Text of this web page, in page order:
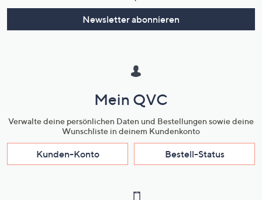
Newsletter abonnieren
Mein QVC
Verwalte deine persönlichen Daten und Bestellungen sowie deine
Wunschliste in deinem Kundenkonto
Kunden-Konto Bestell-Status